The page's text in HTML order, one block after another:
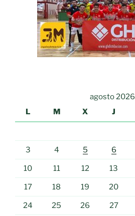
agosto 2026
L
M X J
3 4 5 6
10 11 12 13
17 18 19 20
24 25 26 27